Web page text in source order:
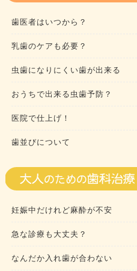
歯医者はいつから？
乳歯のケアも必要？
虫歯になりにくい歯が出来る
おうちで出来る虫歯予防？
医院で仕上げ！
歯並びについて
妊娠中だけれど麻酔が不安
急な診療も大丈夫？
なんだか入れ歯が合わない